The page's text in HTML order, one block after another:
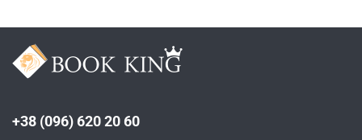
+38 (096) 620 20 60